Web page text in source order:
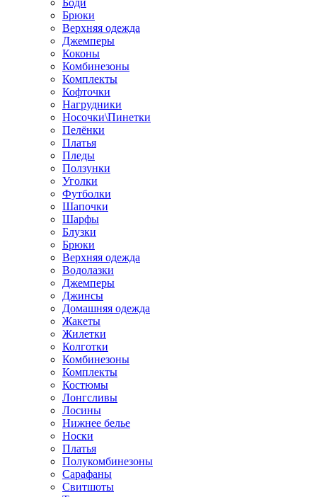
Брюки
Верхняя одежда
Джемперы
Коконы
Комбинезоны
Комплекты
Кофточки
Нагрудники
Носочки\Пинетки
Пелёнки
Платья
Пледы
Ползунки
Уголки
Футболки
Шапочки
Шарфы
Блузки
Брюки
Верхняя одежда
Водолазки
Джемперы
Джинсы
Домашняя одежда
Жакеты
Жилетки
Колготки
Комбинезоны
Комплекты
Костюмы
Лонгсливы
Лосины
Нижнее белье
Носки
Платья
Полукомбинезоны
Сарафаны
Свитшоты